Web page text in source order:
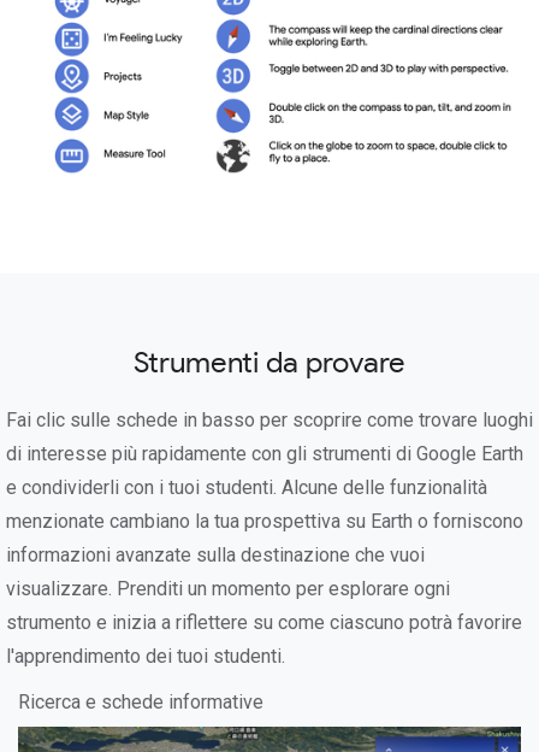
Strumenti da provare
Fai clic sulle schede in basso per scoprire come trovare luoghi
di interesse più rapidamente con gli strumenti di Google Earth
e condividerli con i tuoi studenti. Alcune delle funzionalità
menzionate cambiano la tua prospettiva su Earth o forniscono
informazioni avanzate sulla destinazione che vuoi
visualizzare. Prenditi un momento per esplorare ogni
strumento e inizia a riflettere su come ciascuno potrà favorire
l'apprendimento dei tuoi studenti.
Ricerca e schede informative